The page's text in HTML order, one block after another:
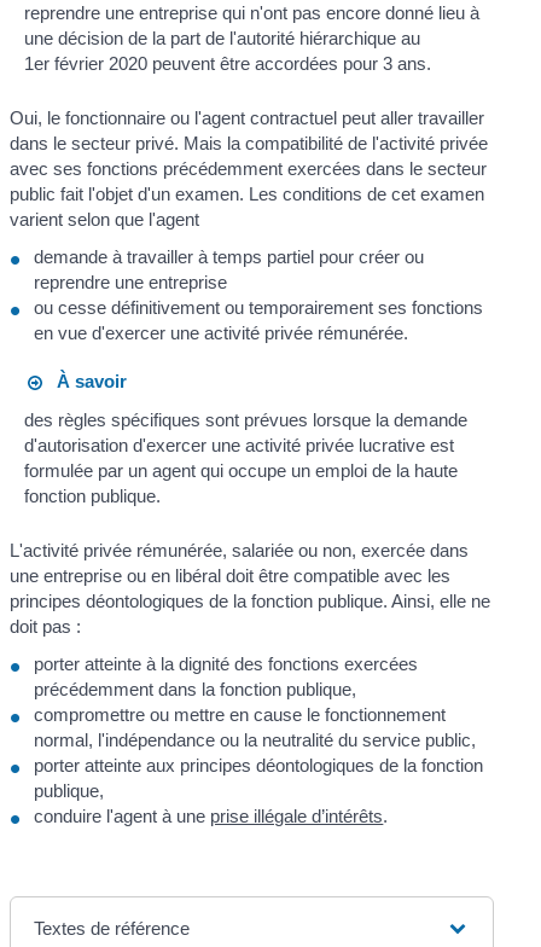
reprendre une entreprise qui n'ont pas encore donné lieu à
une décision de la part de l'autorité hiérarchique au
1erfévrier 2020 peuvent être accordées pour 3 ans.
Oui, le fonctionnaire ou l'agent contractuel peut aller travailler
dans le secteur privé. Mais la compatibilité de l'activité privée
avec ses fonctions précédemment exercées dans le secteur
public fait l'objet d'un examen. Les conditions de cet examen
varient selon que l'agent
demande à travailler à temps partiel pour créer ou
reprendre une entreprise
ou cesse définitivement ou temporairement ses fonctions
en vue d'exercer une activité privée rémunérée.
À savoir
des règles spécifiques sont prévues lorsque la demande
d'autorisation d'exercer une activité privée lucrative est
formulée par un agent qui occupe un emploi de la haute
fonction publique.
L'activité privée rémunérée, salariée ou non, exercée dans
une entreprise ou en libéral doit être compatible avec les
principes déontologiques de la fonction publique. Ainsi, elle ne
doit pas :
porter atteinte à la dignité des fonctions exercées
précédemment dans la fonction publique,
compromettre ou mettre en cause le fonctionnement
normal, l'indépendance ou la neutralité du service public,
porter atteinte aux principes déontologiques de la fonction
publique,
conduire l'agent à une prise illégale d’intérêts.
Textes de référence